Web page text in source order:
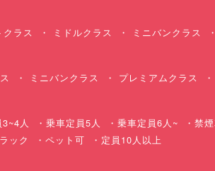
クラス ミドルクラス ミニバンクラス
ミニバンクラス プレミアムクラス
人 乗車定員5人 乗車定員6人~ 禁
ック ペット可 定員10人以上